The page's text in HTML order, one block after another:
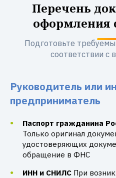
Перечень
оформления
Подготовьте
соответствии с
Руководитель или
предприниматель
Паспорт гражданина
Только оригинал
удостоверяющих
обращение в ФНС
ИНН и СНИЛС При